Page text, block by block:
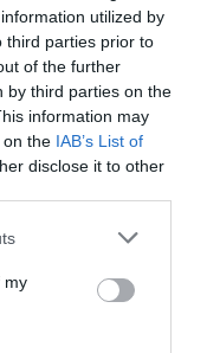
utilized by
third parties prior to
of the further
by third parties on the
information may
on the IAB’s List of
disclose it to other
my